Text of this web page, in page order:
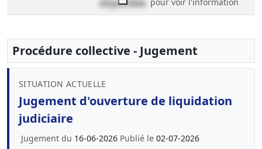
disponible
Procédure collective - Jugement
SITUATION ACTUELLE
Jugement d'ouverture de liquidation
judiciaire
Jugement du 16-06-2026 Publié le 02-07-2026